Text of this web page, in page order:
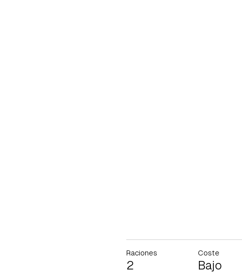
Raciones
2
Coste
Bajo